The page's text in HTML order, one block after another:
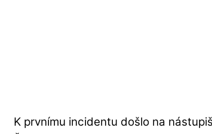
K prvnímu incidentu došlo na